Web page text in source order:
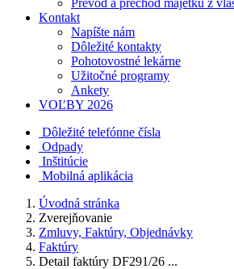
Prevod a prechod majetku z
Kontakt
Napíšte nám
Dôležité kontakty
Pohotovostné lekárne
Užitočné programy
Ankety
VOĽBY 2026
Dôležité telefónne čísla
Odpady
Inštitúcie
Mobilná aplikácia
Úvodná stránka
Zverejňovanie
Zmluvy, Faktúry, Objednávky
Faktúry
Detail faktúry DF291/26 ...